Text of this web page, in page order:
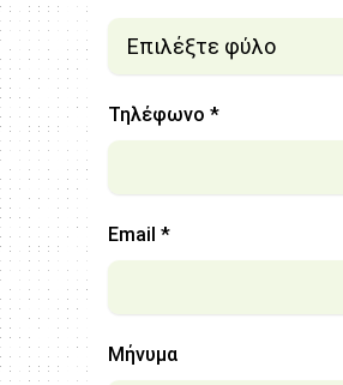
Τηλέφωνο *
Email *
Μήνυμα